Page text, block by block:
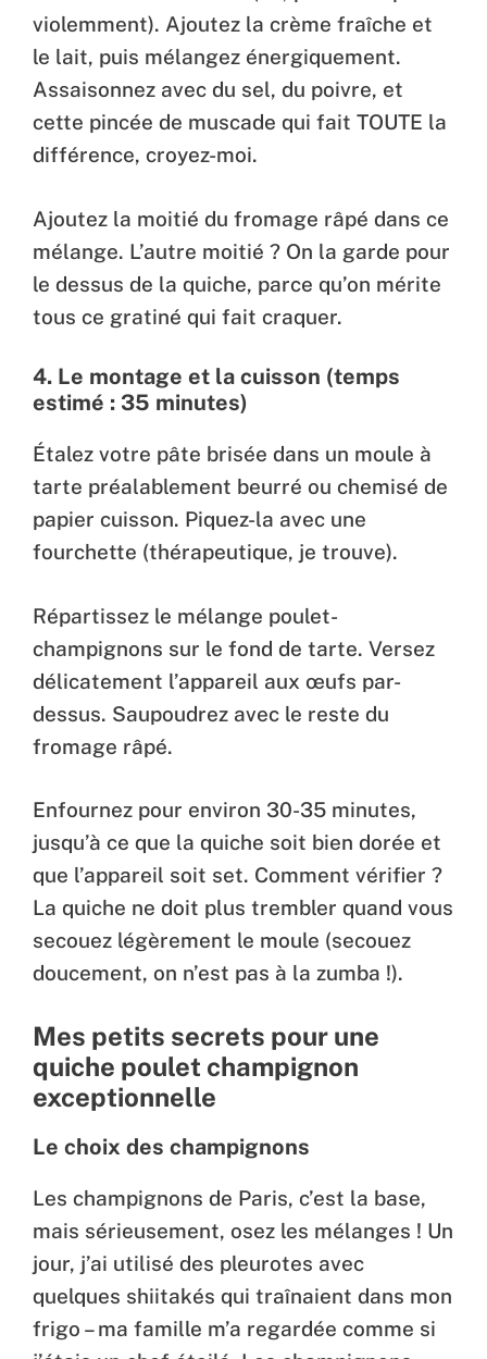
violemment). Ajoutez la crème fraîche et
le lait, puis mélangez énergiquement.
Assaisonnez avec du sel, du poivre, et
cette pincée de muscade qui fait TOUTE la
différence, croyez-moi.
Ajoutez la moitié du fromage râpé dans ce
mélange. L’autre moitié ? On la garde pour
le dessus de la quiche, parce qu’on mérite
tous ce gratiné qui fait craquer.
4. Le montage et la cuisson (temps
estimé : 35 minutes)
Étalez votre pâte brisée dans un moule à
tarte préalablement beurré ou chemisé de
papier cuisson. Piquez-la avec une
fourchette (thérapeutique, je trouve).
Répartissez le mélange poulet-
champignons sur le fond de tarte. Versez
délicatement l’appareil aux œufs par-
dessus. Saupoudrez avec le reste du
fromage râpé.
Enfournez pour environ 30-35 minutes,
jusqu’à ce que la quiche soit bien dorée et
que l’appareil soit set. Comment vérifier ?
La quiche ne doit plus trembler quand vous
secouez légèrement le moule (secouez
doucement, on n’est pas à la zumba !).
Mes petits secrets pour une
quiche poulet champignon
exceptionnelle
Le choix des champignons
Les champignons de Paris, c’est la base,
mais sérieusement, osez les mélanges ! Un
jour, j’ai utilisé des pleurotes avec
quelques shiitakés qui traînaient dans mon
frigo – ma famille m’a regardée comme si